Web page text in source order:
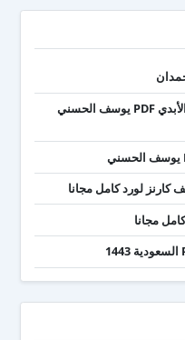
تحميل كتاب عقدك النفسية سجنك الأبدي PDF يوسف الحسني